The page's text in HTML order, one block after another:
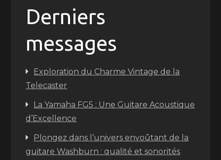
Derniers
messages
Exploration du Charme Vintage de la
Telecaster
La Yamaha FG5 : Une Guitare Acoustique
d’Excellence
Plongez dans l’univers envoûtant de la
guitare Washburn : qualité et sonorités